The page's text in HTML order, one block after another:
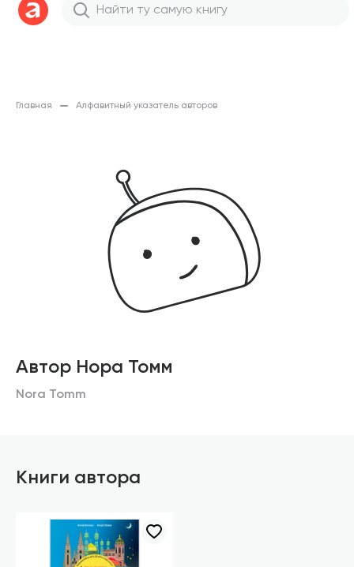
Главная Алфавитный указатель авторов
Автор Нора Томм
Nora Tomm
Книги автора